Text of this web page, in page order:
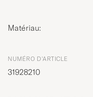
Matériau:
NUMÉRO D'ARTICLE
31928210